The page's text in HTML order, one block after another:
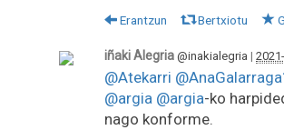
Erantzun Bertxiotu
iñaki Alegria @inakialegria |
@Atekarri
@argia @argia-ko
nago konforme.